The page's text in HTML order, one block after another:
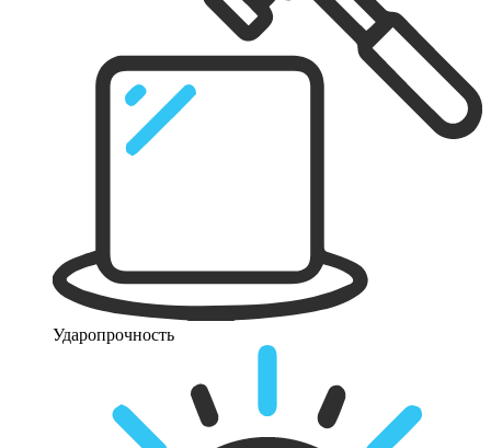
Ударопрочность